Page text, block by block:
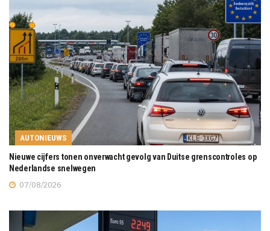
AUTONIEUWS
Nieuwe cijfers tonen onverwacht gevolg van Duitse grenscontroles op
Nederlandse snelwegen
07/08/2026